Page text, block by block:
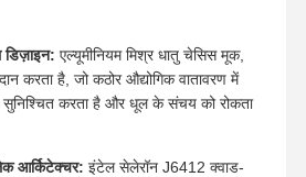
एल्यूमीनियम मिश्र धातु चेसिस मूक,
करता है, जो कठोर औद्योगिक वातावरण में
करता है और धूल के संचय को रोकता
आर्किटेक्चर: इंटेल सेलेरॉन J6412 क्वाड-